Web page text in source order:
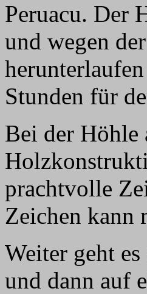
Peruacu. Der
und wegen
Stunden für
Bei der Höhle
prachtvolle
Zeichen kann
Weiter geht
und dann auf